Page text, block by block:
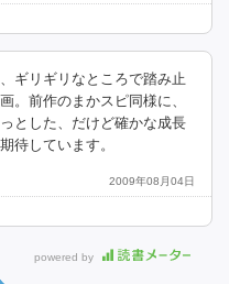
ギリギリなところで踏み止
。前作のまかスピ同様に、
とした、だけど確かな成長
待しています。
2009年08月04日
powered by